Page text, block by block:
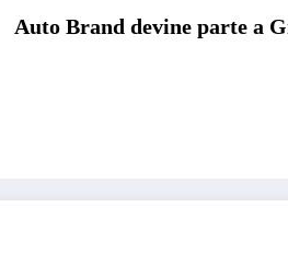
Auto Brand devine parte a